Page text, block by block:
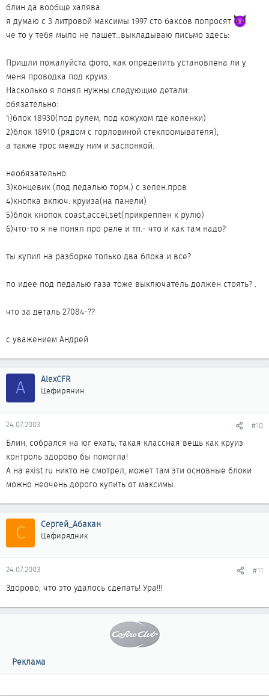
блин да вообще халява.
я думаю с 3 литровой максимы 1997 сто баксов попросят
че то у тебя мыло не пашет...выкладываю письмо здесь:
Пришли пожалуйста фото, как определить установлена ли у
меня проводка под круиз.
Насколько я понял нужны следующие детали:
обязательно:
1)блок 18930(под рулем, под кожухом где коленки)
2)блок 18910 (рядом с горловиной стеклоомывателя),
а также трос между ним и заслонкой.
необязательно:
3)концевик (под педалью торм.) с зелен.пров
4)кнопка включ. круиза(на панели)
5)блок кнопок coast,accel,set(прикреплен к рулю)
6)что-то я не понял про реле и тп.- что и как там надо?
ты купил на разборке только два блока и все?
по идее под педалью газа тоже выключатель должен стоять? .
что за деталь 27084-??
с уважением Андрей
A AlexCFR
Цефирянин
24.07.2003 #10
Блин, собрался на юг ехать, такая классная вещь как круиз
контроль здорово бы помогла!
А на exist.ru никто не смотрел, может там эти основные блоки
можно неочень дорого купить от максимы.
С Сергей_Абакан
Цефирядник
24.07.2003 #11
Здорово, что это удалось сделать! Ура!!!
Реклама